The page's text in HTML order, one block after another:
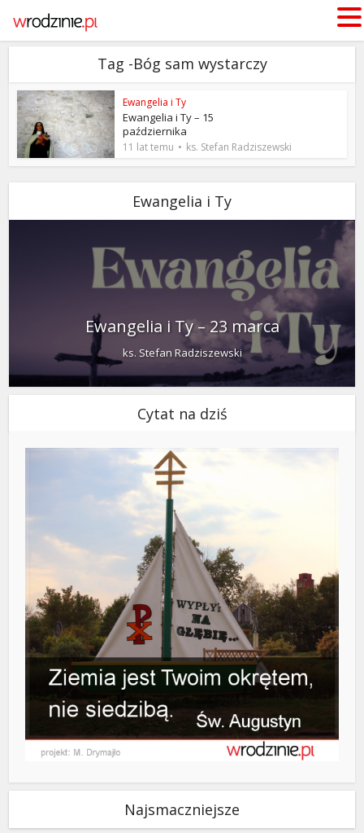
Tag -Bóg sam wystarczy
Ewangelia i Ty
Ewangelia i Ty – 15
października
11 lat temu ks. Stefan Radziszewski
Ewangelia i Ty
Ewangelia i Ty – 23 marca
ks. Stefan Radziszewski
Cytat na dziś
Najsmaczniejsze